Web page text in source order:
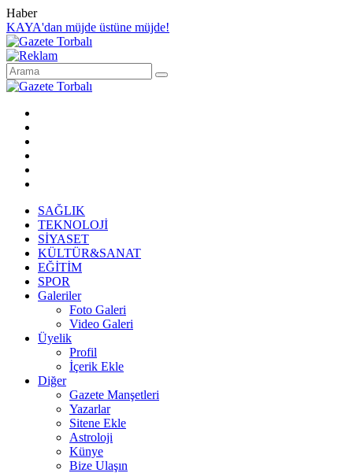
Haber
KAYA'dan müjde üstüne müjde!
SAĞLIK
TEKNOLOJİ
SİYASET
KÜLTÜR&SANAT
EĞİTİM
SPOR
Galeriler
Foto Galeri
Video Galeri
Üyelik
Profil
İçerik Ekle
Diğer
Gazete Manşetleri
Yazarlar
Sitene Ekle
Astroloji
Künye
Bize Ulaşın